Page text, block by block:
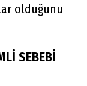
olduğunu
SEBEBİ